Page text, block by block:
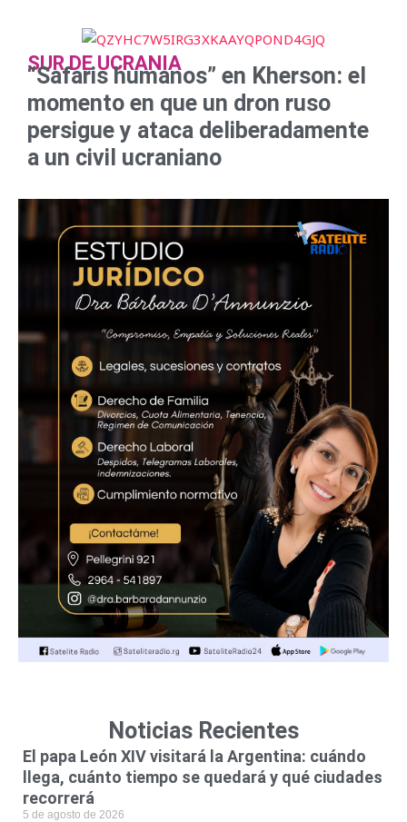
SUR DE UCRANIA
“Safaris humanos” en Kherson: el
momento en que un dron ruso
persigue y ataca deliberadamente
a un civil ucraniano
Noticias Recientes
El papa León XIV visitará la Argentina: cuándo
llega, cuánto tiempo se quedará y qué ciudades
recorrerá
5 de agosto de 2026